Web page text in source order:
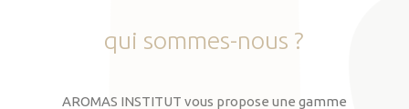
qui sommes-nous ?
AROMAS INSTITUT vous propose une gamme